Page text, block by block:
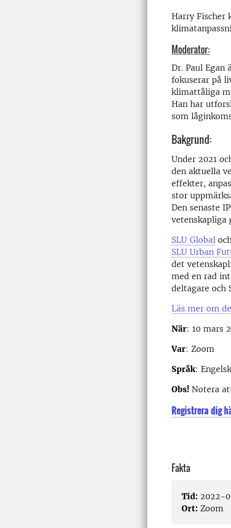
Harry Fischer
Moderator:
Dr. Paul Egan
fokuserar på
klimattåliga
Han har
som
Bakgrund:
Under 2021
den aktuella
effekter,
stor
Den senaste
vetenskapliga
SLU Global och
SLU Urban
det
med en rad
deltagare och
Läs mer om
När: 10 mars
Var: Zoom
Språk:
Obs! Notera
Registrera dig
Fakta
Tid: 2022-
Ort: Zoom